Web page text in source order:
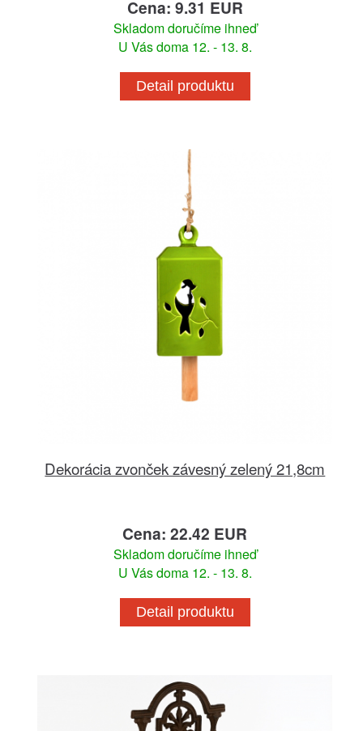
Cena: 9.31 EUR
Skladom doručíme ihneď
U Vás doma 12. - 13. 8.
Detail produktu
Dekorácia zvonček závesný zelený 21,8cm
Cena: 22.42 EUR
Skladom doručíme ihneď
U Vás doma 12. - 13. 8.
Detail produktu